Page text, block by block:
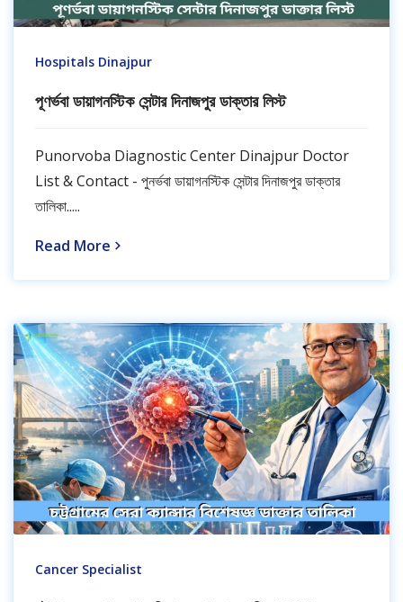
Hospitals Dinajpur
পূণর্ভবা ডায়াগনস্টিক সেন্টার দিনাজপুর ডাক্তার লিস্ট
Punorvoba Diagnostic Center Dinajpur Doctor
List & Contact - পুনর্ভবা ডায়াগনস্টিক সেন্টার দিনাজপুর ডাক্তার
তালিকা.....
Read More
Cancer Specialist